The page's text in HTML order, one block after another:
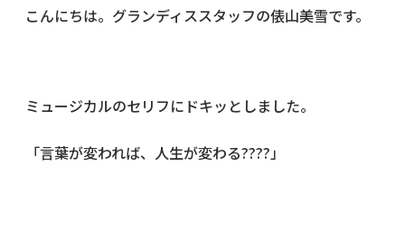
こんにちは。グランディススタッフの俵山美雪です。
ミュージカルのセリフにドキッとしました。
「言葉が変われば、人生が変わる????」